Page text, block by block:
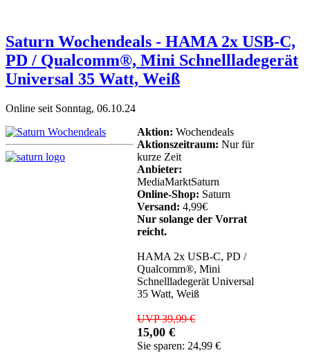
Saturn Wochendeals - HAMA 2x USB-C,
PD / Qualcomm®, Mini Schnellladegerät
Universal 35 Watt, Weiß
Online seit Sonntag, 06.10.24
Aktion: Wochendeals
Aktionszeitraum: Nur für
kurze Zeit
Anbieter:
MediaMarktSaturn
Online-Shop: Saturn
Versand: 4,99€
Nur solange der Vorrat
reicht.
HAMA 2x USB-C, PD /
Qualcomm®, Mini
Schnellladegerät Universal
35 Watt, Weiß
UVP 39,99 €
15,00 €
Sie sparen: 24,99 €